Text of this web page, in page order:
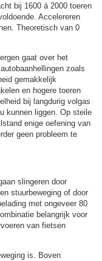
bij 1600 á 2000 toeren
Accelereren
Theoretisch van 0
gaat over het
zoals
gemakkelijk
en hogere toeren
bij langdurig volgas
kunnen liggen. Op steile
enige oefening van
geen probleem te
slingeren door
stuurbeweging of door
met ongeveer 80
belangrijk voor
van fietsen
is. Boven